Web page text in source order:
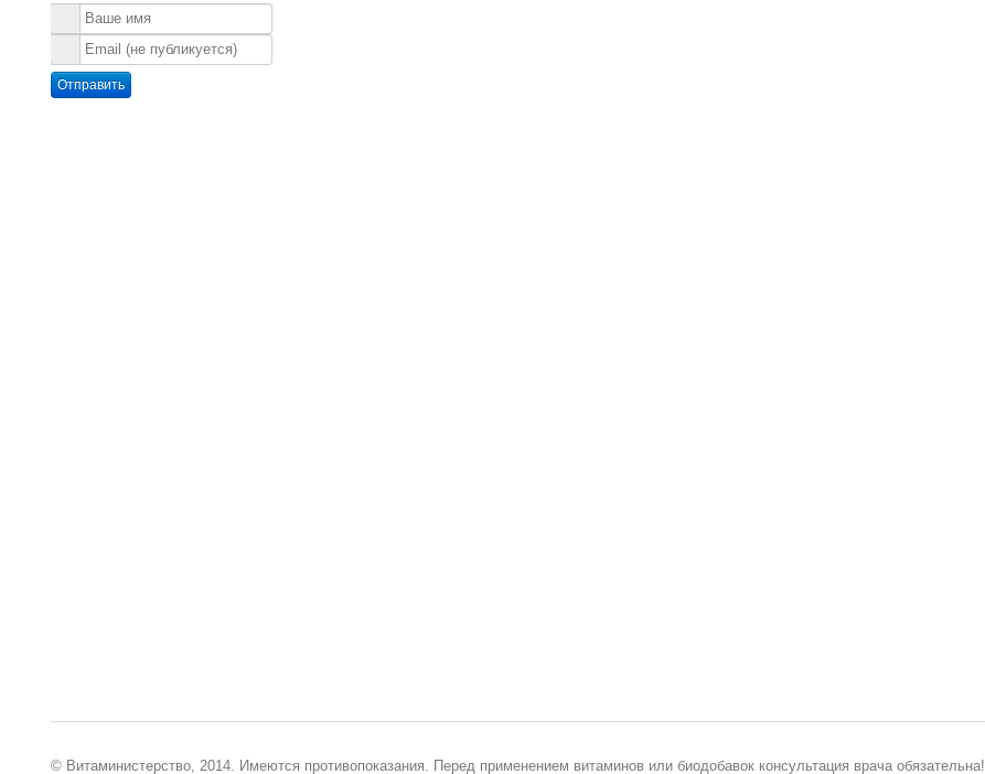
Отправить
© Витаминистерство, 2014. Имеются противопоказания. Перед применением витаминов или биодобавок консультация врача обязательна!